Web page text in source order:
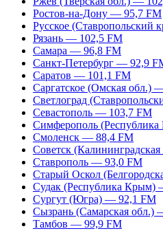
Ростов-на-Дону — 95,7 FM
Русское (Ставропольский
Рязань — 102,5 FM
Самара — 96,8 FM
Санкт-Петербург — 92,9
Саратов — 101,1 FM
Саргатское (Омская обл.)
Светлоград
Севастополь — 103,7 FM
Симферополь
Смоленск — 88,4 FM
Советск
Ставрополь — 93,0 FM
Старый Оскол
Судак (Республика Крым)
Сургут (Югра) — 92,1 FM
Сызрань (Самарская обл.)
Тамбов — 99,9 FM